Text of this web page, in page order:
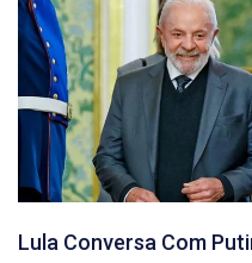
Lula Conversa Com